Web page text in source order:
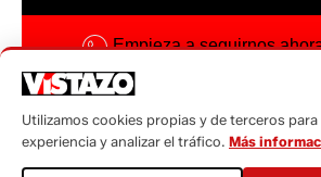
Empieza a seguirnos
Código ética
Sugerencias a:
Utilizamos cookies propias y de terceros
experiencia y analizar el tráfico. Más